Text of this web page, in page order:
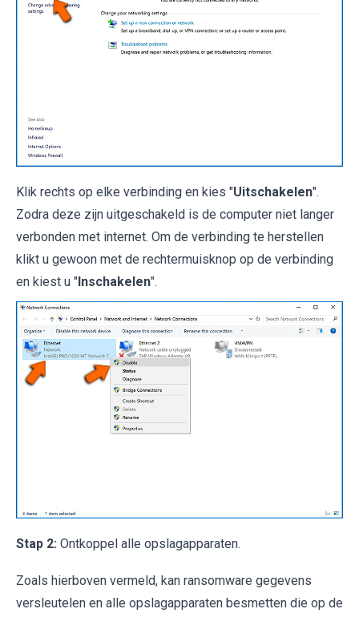
Klik rechts op elke verbinding en kies "Uitschakelen".
Zodra deze zijn uitgeschakeld is de computer niet langer
verbonden met internet. Om de verbinding te herstellen
klikt u gewoon met de rechtermuisknop op de verbinding
en kiest u " Inschakelen".
Stap 2: Ontkoppel alle opslagapparaten.
Zoals hierboven vermeld, kan ransomware gegevens
versleutelen en alle opslagapparaten besmetten die op de